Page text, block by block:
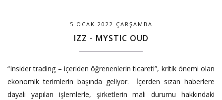
5 OCAK 2022 ÇARŞAMBA
IZZ - MYSTIC OUD
“Insider trading – içeriden öğrenenlerin ticareti”, kritik önemi olan
ekonomik terimlerin başında geliyor.
İçerden sızan haberlere
dayalı yapılan işlemlerle, şirketlerin mali durumu hakkındaki